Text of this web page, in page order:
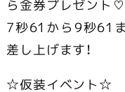
ら金券プレゼント♡
7秒61から9秒61
差し上げます！
☆仮装イベント☆